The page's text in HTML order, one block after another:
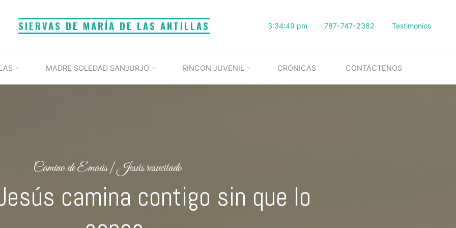
SIERVAS DE MARÍA DE LAS ANTILLAS 3:34:50 pm 787-747-2382 Testimonios
MADRE SOLEDAD SANJURJO RINCON JUVENIL CRÓNICAS CONTÁCTENOS
Camino de Emaús|Jesús resucitado
camina contigo sin que lo